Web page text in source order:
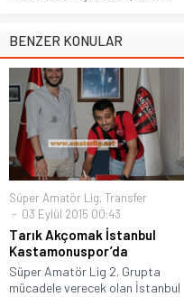
BENZER KONULAR
Süper Amatör Lig, Transfer
03 Eylül 2015 00:43
Tarık Akçomak İstanbul
Kastamonuspor’da
Süper Amatör Lig 2. Grupta
mücadele verecek olan İstanbul